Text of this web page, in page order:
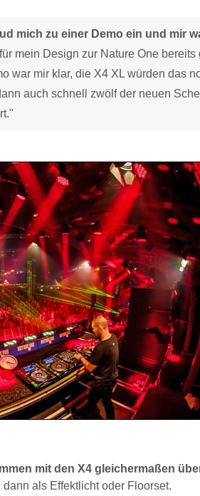
mich zu einer Demo ein und mir
mein Design zur Nature One
war mir klar, die X4 XL würden das
auch schnell zwölf der neuen
mit den X4 gleichermaßen
als Effektlicht oder Floorset.